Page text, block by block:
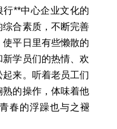
**中心企业文化的
合素质，不断完善
平日里有些懒散的
学员们的热情、欢
来。听着老员工们
的操作，体味着他
春的浮躁也与之褪